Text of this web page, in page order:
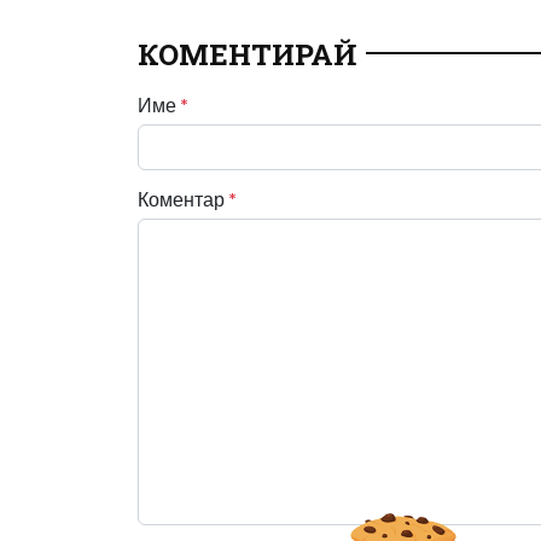
КОМЕНТИРАЙ
Име *
Коментар *